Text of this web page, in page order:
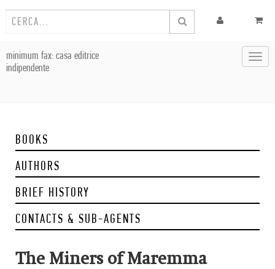
minimum fax: casa editrice
indipendente
BOOKS
AUTHORS
BRIEF HISTORY
CONTACTS & SUB-AGENTS
The Miners of Maremma